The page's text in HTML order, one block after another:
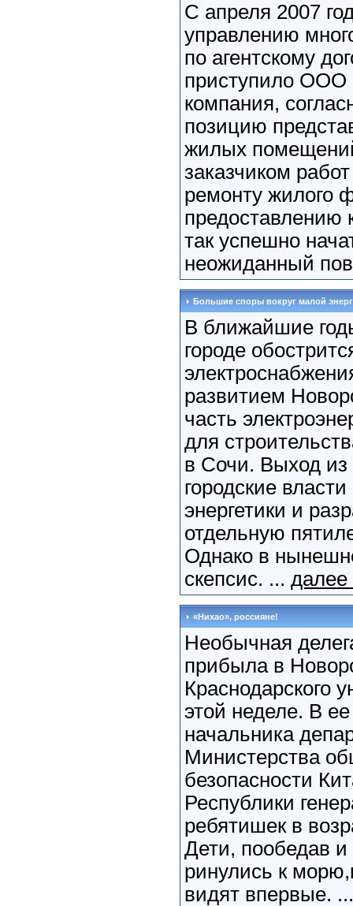
C апреля 2007
управлению
по агентскому
приступило ООО
компания,
позицию
жилых
заказчиком
ремонту жилого
предоставлению
так успешно
неожиданный
Большие споры вокруг малой
В ближайшие
городе
развитием
часть
для
в Сочи. Выход из
городские
энергетики и
отдельную
Однако в
скепсис. ... далее
«Нихао», россияне!
Необычная
прибыла в
Краснодарского
этой неделе. В
начальника
Министерства
безопасности
Республики
ребятишек в
Дети, пообедав и
ринулись к
видят впервые.